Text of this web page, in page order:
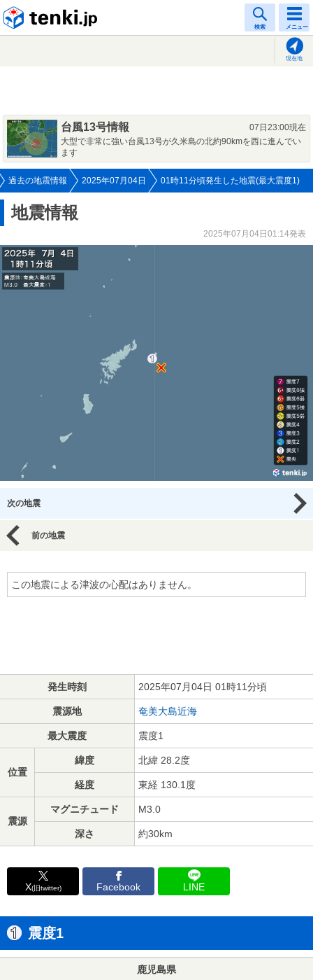
検索 メニュー
現在地
台風13号情報
07日23:00現在
大型で非常に強い台風13号が久米島の北約90kmを西に進んでい
ます
過去の地震情報 2025年07月04日 01時11分頃発生した地震(最大震度1)
地震情報
2025年07月04日01:14発表
次の地震
前の地震
この地震による津波の心配はありません。
発生時刻 2025年07月04日 01時11分頃
震源地 奄美大島近海
最大震度 震度1
位置
緯度 北緯 28.2度
経度 東経 130.1度
震源
マグニチュード M3.0
深さ 約30km
X(旧twitter) Facebook LINE
震度1
鹿児島県